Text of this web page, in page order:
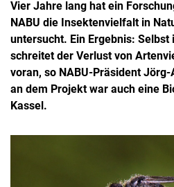
Vier Jahre lang hat ein
NABU die Insektenvielfalt in
untersucht. Ein Ergebnis:
schreitet der Verlust von
voran, so NABU-Präsident
an dem Projekt war auch eine
Kassel.